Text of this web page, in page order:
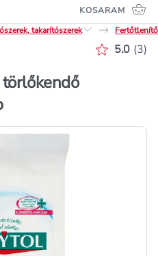
KOSARAM
takarítószerek
5.0 (3)